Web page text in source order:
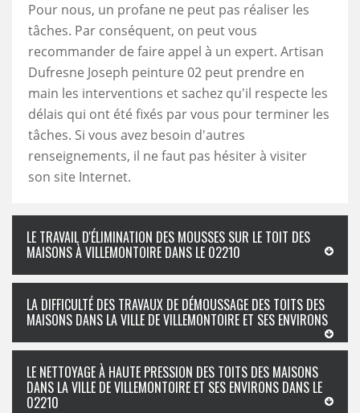
Pour nous, un profane ne peut pas réaliser les
tâches. Par conséquent, on peut vous
recommander de faire appel à un expert. Artisan
Dufresne Joseph peinture 02 peut prendre en
main les interventions et sachez qu'il respecte les
délais qui ont été fixés par vous pour terminer les
tâches. Si vous avez besoin d'autres
renseignements, il ne faut pas hésiter à visiter
son site Internet.
LE TRAVAIL D'ÉLIMINATION DES MOUSSES SUR LE TOIT DES
MAISONS À VILLEMONTOIRE DANS LE 02210
LA DIFFICULTÉ DES TRAVAUX DE DÉMOUSSAGE DES TOITS DES
MAISONS DANS LA VILLE DE VILLEMONTOIRE ET SES ENVIRONS
LE NETTOYAGE À HAUTE PRESSION DES TOITS DES MAISONS
DANS LA VILLE DE VILLEMONTOIRE ET SES ENVIRONS DANS LE
02210